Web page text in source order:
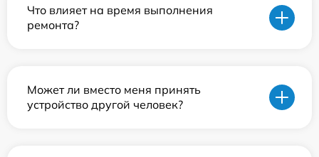
Что влияет на время выполнения
ремонта?
Может ли вместо меня принять
устройство другой человек?